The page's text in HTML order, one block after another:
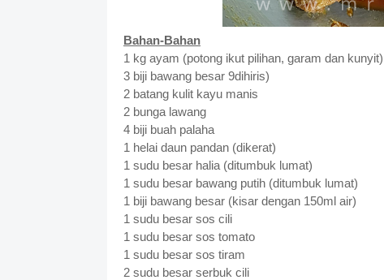
Bahan-Bahan
1 kg ayam (potong ikut pilihan, garam dan kunyit)
3 biji bawang besar 9dihiris)
2 batang kulit kayu manis
2 bunga lawang
4 biji buah palaha
1 helai daun pandan (dikerat)
1 sudu besar halia (ditumbuk lumat)
1 sudu besar bawang putih (ditumbuk lumat)
1 biji bawang besar (kisar dengan 150ml air)
1 sudu besar sos cili
1 sudu besar sos tomato
1 sudu besar sos tiram
2 sudu besar serbuk cili